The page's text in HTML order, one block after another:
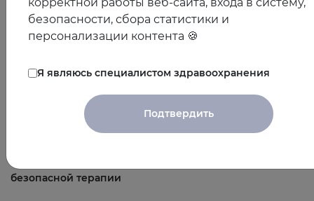
безопасной терапии
безопасности, сбора статистики и
персонализации контента 🍪
Я являюсь специалистом здравоохранения
Подтвердить